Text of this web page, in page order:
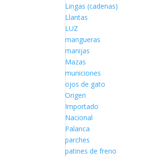
Lingas (cadenas)
Llantas
LUZ
mangueras
manijas
Mazas
municiones
ojos de gato
Origen
Importado
Nacional
Palanca
parches
patines de freno